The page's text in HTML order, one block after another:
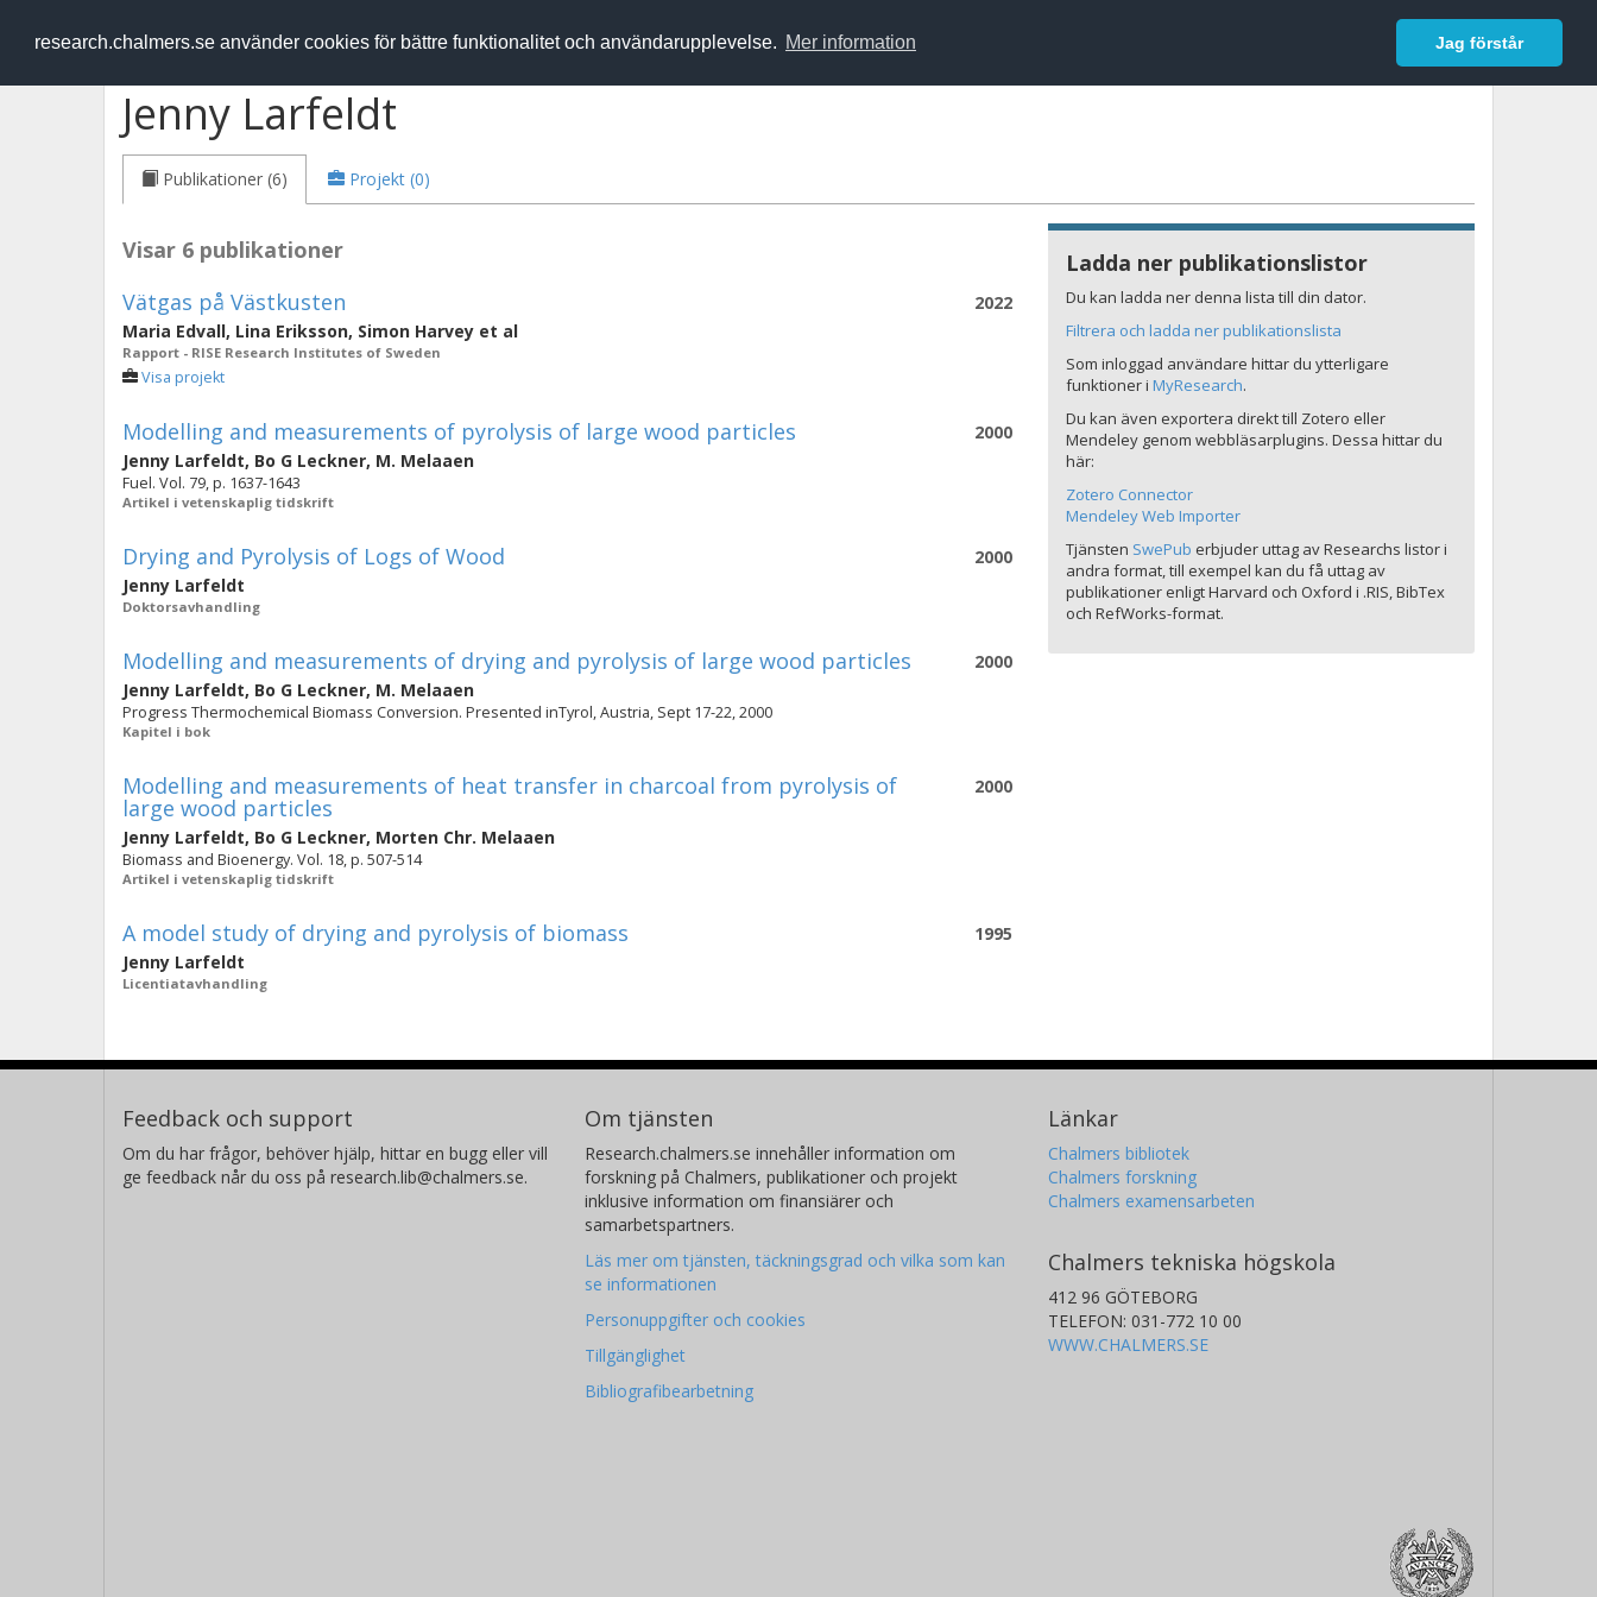
research.chalmers.se använder cookies för bättre funktionalitet och användarupplevelse. Mer information Jag förstår
RESEARCH.chalmers.se Logga in
Jenny Larfeldt
Publikationer (6) Projekt (0)
Visar 6 publikationer
2022
Vätgas på Västkusten
Maria Edvall, Lina Eriksson, Simon Harvey et al
Rapport - RISE Research Institutes of Sweden
Visa projekt
2000
Modelling and measurements of pyrolysis of large wood particles
Jenny Larfeldt, Bo G Leckner, M. Melaaen
Fuel. Vol. 79, p. 1637-1643
Artikel i vetenskaplig tidskrift
2000
Drying and Pyrolysis of Logs of Wood
Jenny Larfeldt
Doktorsavhandling
2000
Modelling and measurements of drying and pyrolysis of large wood particles
Jenny Larfeldt, Bo G Leckner, M. Melaaen
Progress Thermochemical Biomass Conversion. Presented inTyrol, Austria, Sept 17-22, 2000
Kapitel i bok
2000
Modelling and measurements of heat transfer in charcoal from pyrolysis of
large wood particles
Jenny Larfeldt, Bo G Leckner, Morten Chr. Melaaen
Biomass and Bioenergy. Vol. 18, p. 507-514
Artikel i vetenskaplig tidskrift
1995
A model study of drying and pyrolysis of biomass
Jenny Larfeldt
Licentiatavhandling
Ladda ner publikationslistor
Du kan ladda ner denna lista till din dator.
Filtrera och ladda ner publikationslista
Som inloggad användare hittar du ytterligare
funktioner i MyResearch.
Du kan även exportera direkt till Zotero eller
Mendeley genom webbläsarplugins. Dessa hittar du
här:
Zotero Connector
Mendeley Web Importer
Tjänsten SwePub erbjuder uttag av Researchs listor i
andra format, till exempel kan du få uttag av
publikationer enligt Harvard och Oxford i .RIS, BibTex
och RefWorks-format.
Feedback och support
Om du har frågor, behöver hjälp, hittar en bugg eller vill
ge feedback når du oss på research.lib@chalmers.se.
Om tjänsten
Research.chalmers.se innehåller information om
forskning på Chalmers, publikationer och projekt
inklusive information om finansiärer och
samarbetspartners.
Läs mer om tjänsten, täckningsgrad och vilka som kan
se informationen
Personuppgifter och cookies
Tillgänglighet
Bibliografibearbetning
Länkar
Chalmers bibliotek
Chalmers forskning
Chalmers examensarbeten
Chalmers tekniska högskola
412 96 GÖTEBORG
TELEFON: 031-772 10 00
WWW.CHALMERS.SE